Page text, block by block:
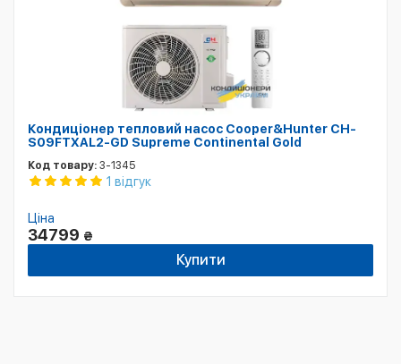
Кондиціонер тепловий насос Cooper&Hunter CH-
S09FTXAL2-GD Supreme Continental Gold
Код товару: 3-1345
1 відгук
Ціна
34799 ₴
Купити